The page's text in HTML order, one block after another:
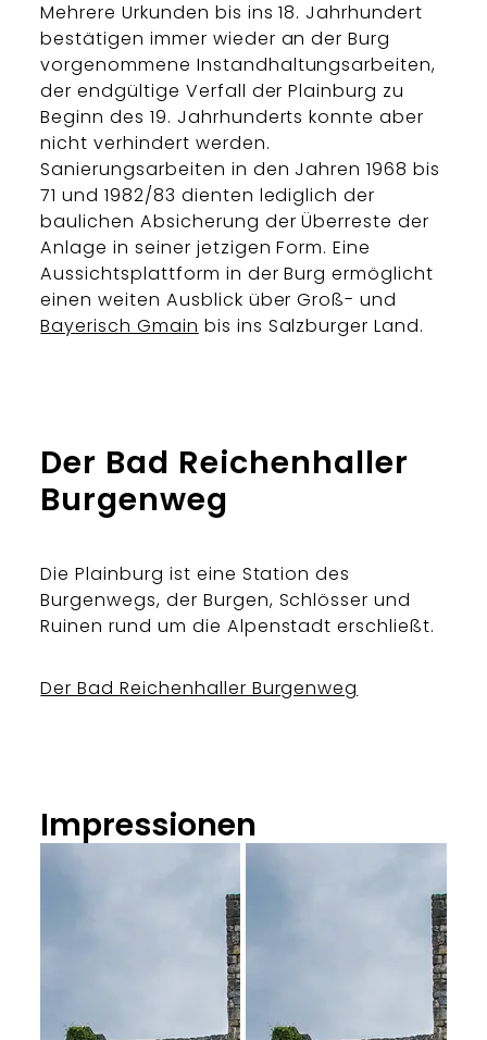
Mehrere Urkunden bis ins 18. Jahrhundert
bestätigen immer wieder an der Burg
vorgenommene Instandhaltungsarbeiten,
der endgültige Verfall der Plainburg zu
Beginn des 19. Jahrhunderts konnte aber
nicht verhindert werden.
Sanierungsarbeiten in den Jahren 1968 bis
71 und 1982/83 dienten lediglich der
baulichen Absicherung der Überreste der
Anlage in seiner jetzigen Form. Eine
Aussichtsplattform in der Burg ermöglicht
einen weiten Ausblick über Groß- und
Bayerisch Gmain bis ins Salzburger Land.
Der Bad Reichenhaller
Burgenweg
Die Plainburg ist eine Station des
Burgenwegs, der Burgen, Schlösser und
Ruinen rund um die Alpenstadt erschließt.
Der Bad Reichenhaller Burgenweg
Impressionen